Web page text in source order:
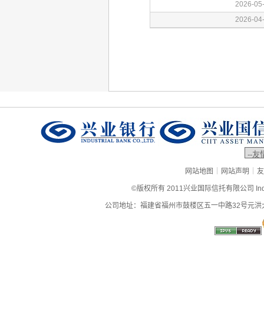
网站地图 | 网站声明 |
©版权所有 2011兴业国际信托有限公司
公司地址：福建省福州市鼓楼区五一中路32号元